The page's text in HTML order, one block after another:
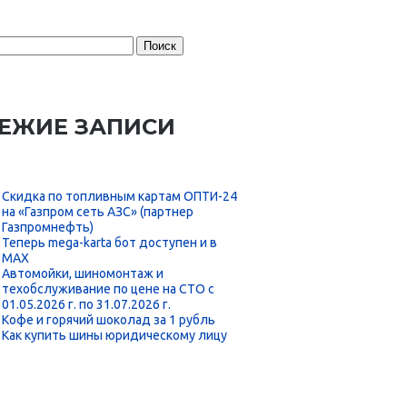
ЗАПИСИ
Скидка по топливным картам ОПТИ-24
на «Газпром сеть АЗС» (партнер
Газпромнефть)
Теперь mega-karta бот доступен и в
MAX
Автомойки, шиномонтаж и
техобслуживание по цене на СТО с
01.05.2026 г. по 31.07.2026 г.
Кофе и горячий шоколад за 1 рубль
Как купить шины юридическому лицу